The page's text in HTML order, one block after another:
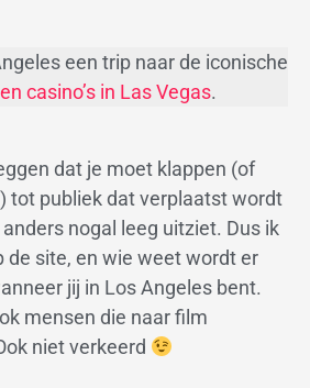
een trip naar de iconische
casino’s in Las Vegas.
dat je moet klappen (of
tot publiek dat verplaatst wordt
nogal leeg uitziet. Dus ik
de site, en wie weet wordt er
jij in Los Angeles bent.
mensen die naar film
niet verkeerd